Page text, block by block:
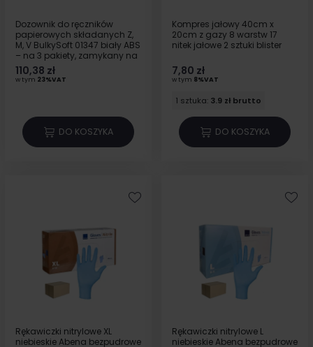
Dozownik do ręczników
papierowych składanych Z,
M, V BulkySoft 01347 biały ABS
– na 3 pakiety, zamykany na
klucz
110,38 zł
w tym 23%VAT
DO KOSZYKA
Kompres jałowy 40cm x
20cm z gazy 8 warstw 17
nitek jałowe 2 sztuki blister
7,80 zł
w tym 8%VAT
1 sztuka: 3.9 zł brutto
DO KOSZYKA
Rękawiczki nitrylowe XL
niebieskie Abena bezpudrowe
Rękawiczki nitrylowe L
niebieskie Abena bezpudrowe